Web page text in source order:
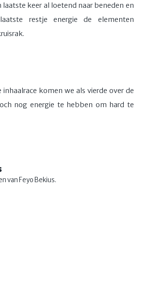
laatste keer al loetend naar beneden en
restje energie de elementen
inhaalrace komen we als vierde over de
nog energie te hebben om hard te
van Feyo Bekius.